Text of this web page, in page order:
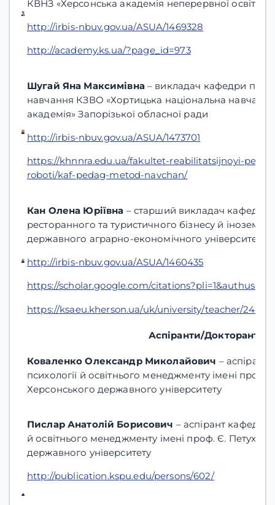
КВНЗ «Херсонська академія неперервної освіти»
http://irbis-nbuv.gov.ua/ASUA/1469328
http://academy.ks.ua/?page_id=973
Шугай Яна Максимівна– викладач кафедри
навчання КЗВО «Хортицька національна
академія» Запорізької обласної ради
http://irbis-nbuv.gov.ua/ASUA/1473701
https://khnnra.edu.ua/fakultet-reabilitatsijnoyi-
roboti/kaf-pedag-metod-navchan/
Кан Олена Юріївна – старший викладач кафедри
ресторанного та туристичного бізнесу й
державного аграрно-економічного університету
http://irbis-nbuv.gov.ua/ASUA/1460435
https://scholar.google.com/
https://ksaeu.kherson.ua/uk/university/teacher/244/
Аспіранти/Докторанти
Коваленко Олександр Миколайович – аспірант
психології й освітнього менеджменту імені проф.
Херсонського державного університету
Пислар Анатолій Борисович – аспірант кафедри
й освітнього менеджменту імені проф. Є.
державного університету
http://publication.kspu.edu/persons/602/